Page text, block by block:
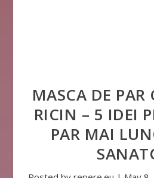
MASCA DE PAR
RICIN – 5 IDEI
PAR MAI